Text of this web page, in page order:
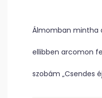
Álmomban mintha
ellibben arcomon
szobám „Csendes